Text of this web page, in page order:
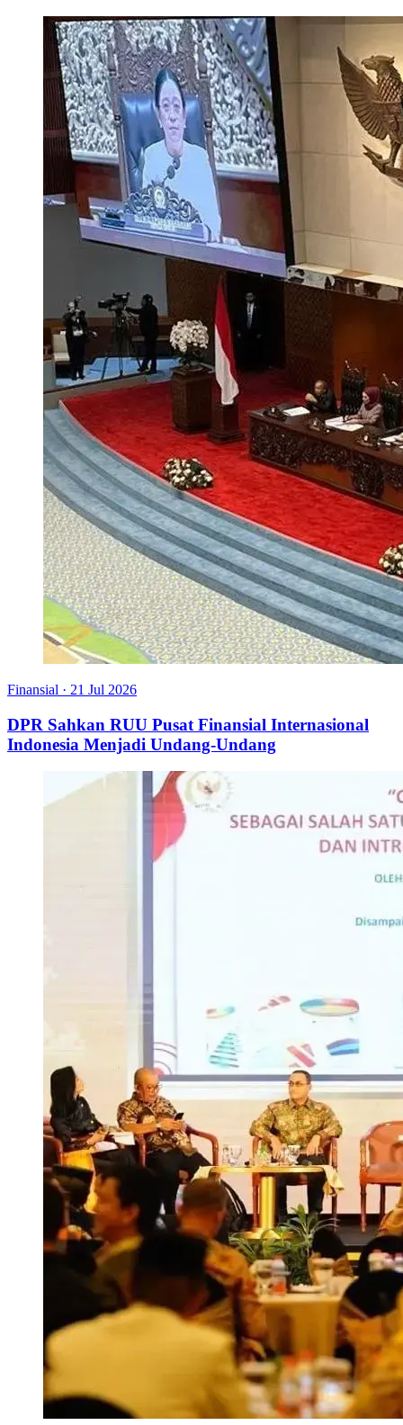
Finansial · 21 Jul 2026
DPR Sahkan RUU Pusat Finansial Internasional
Indonesia Menjadi Undang-Undang